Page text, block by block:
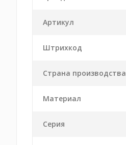
Артикул
Штрихкод
Страна производства
Материал
Серия